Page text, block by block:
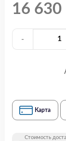
16 630
-
Карта
Стоимость